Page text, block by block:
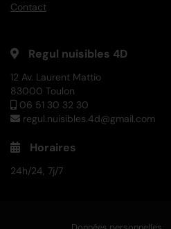
Contact
Regul nuisibles 4D
12 Av. Laurent Mattio
83000 Toulon
06 51 30 32 30
regul.nuisibles.4d@gmail.com
Horaires
24h/24, 7j/7